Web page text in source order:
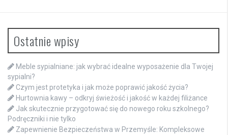
Ostatnie wpisy
Meble sypialniane: jak wybrać idealne wyposażenie dla Twojej
sypialni?
Czym jest protetyka i jak może poprawić jakość życia?
Hurtownia kawy – odkryj świeżość i jakość w każdej filiżance
Jak skutecznie przygotować się do nowego roku szkolnego?
Podręczniki i nie tylko
Zapewnienie Bezpieczeństwa w Przemyśle: Kompleksowe